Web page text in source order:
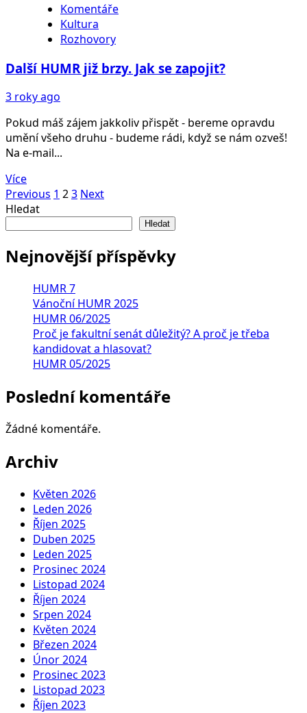
Komentáře
Kultura
Rozhovory
Další HUMR již brzy. Jak se zapojit?
3 roky ago
Pokud máš zájem jakkoliv přispět - bereme opravdu
umění všeho druhu - budeme rádi, když se nám ozveš!
Na e-mail...
Více
Stránkování
příspěvků
Previous 1 23 Next
Hledat
Hledat
Nejnovější příspěvky
HUMR 7
Vánoční HUMR 2025
HUMR 06/2025
Proč je fakultní senát důležitý? A proč je třeba
kandidovat a hlasovat?
HUMR 05/2025
Poslední komentáře
Žádné komentáře.
Archiv
Květen 2026
Leden 2026
Říjen 2025
Duben 2025
Leden 2025
Prosinec 2024
Listopad 2024
Říjen 2024
Srpen 2024
Květen 2024
Březen 2024
Únor 2024
Prosinec 2023
Listopad 2023
Říjen 2023